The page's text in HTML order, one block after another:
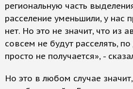
региональную часть
расселение уменьшили, у нас
нет. Но это не значит, что из
совсем не будут расселять,
просто не получается», -
Но это в любом случае